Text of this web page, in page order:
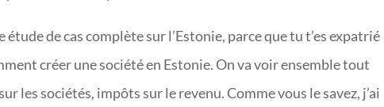
de cas complète sur l’Estonie, parce que tu t’es expatrié
créer une société en Estonie. On va voir ensemble tout
les sociétés, impôts sur le revenu. Comme vous le savez, j’ai